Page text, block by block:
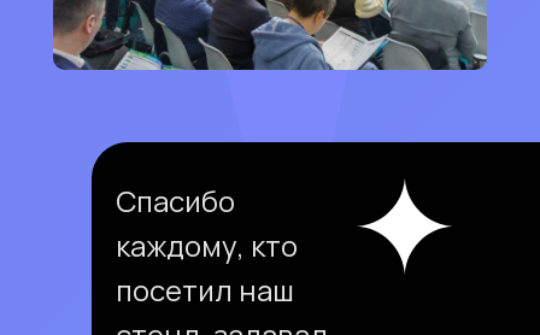
Спасибо
каждому, кто
посетил наш